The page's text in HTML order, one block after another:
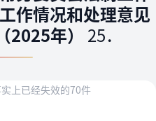
作情况和处理意见
2025年） 25．
上已经失效的70件